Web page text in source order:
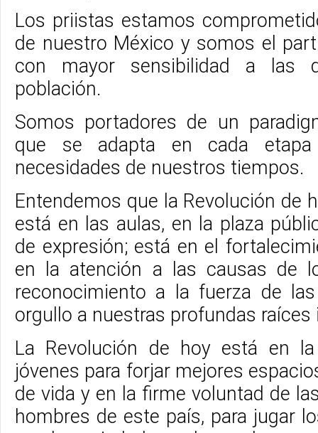
Los priistas estamos
de nuestro México y somos el
con mayor sensibilidad a las
población.
Somos portadores de un
que se adapta en cada
necesidades de nuestros tiempos.
Entendemos que la Revolución de
está en las aulas, en la plaza
de expresión; está en el
en la atención a las causas de
reconocimiento a la fuerza de
orgullo a nuestras profundas raíces
La Revolución de hoy está en
jóvenes para forjar mejores
de vida y en la firme voluntad de
hombres de este país, para jugar